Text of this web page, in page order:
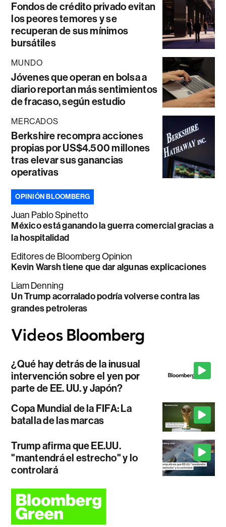
Fondos de crédito privado evitan
los peores temores y se
recuperan de sus mínimos
bursátiles
MUNDO
Jóvenes que operan en bolsa a
diario reportan más sentimientos
de fracaso, según estudio
MERCADOS
Berkshire recompra acciones
propias por US$4.500 millones
tras elevar sus ganancias
operativas
OPINIÓN BLOOMBERG
Juan Pablo Spinetto
México está ganando la guerra comercial gracias a
la hospitalidad
Editores de Bloomberg Opinion
Kevin Warsh tiene que dar algunas explicaciones
Liam Denning
Un Trump acorralado podría volverse contra las
grandes petroleras
¿Qué hay detrás de la inusual
intervención sobre el yen por
parte de EE. UU. y Japón?
Copa Mundial de la FIFA: La
batalla de las marcas
Trump afirma que EE.UU.
"mantendrá el estrecho" y lo
controlará